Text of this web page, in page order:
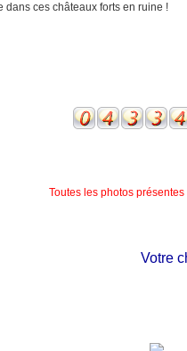
Toutes les photos
Votre